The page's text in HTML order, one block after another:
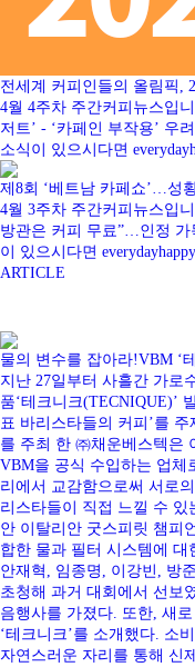
전세계 커피인들의 올림픽,
4월 4주차 주간커피뉴스입
저트’ - ‘카페인 부작용’ 우
소식이 있으시다면
제8회 ‘베트남 카페쇼’…성
4월 3주차 주간커피뉴스입
방관은 커피 무료”…인정 가
이 있으시다면
ARTICLE
물의 변수를 잡아라!VBM ‘
지난 27일부터 사흘간 가로
품‘테크니크(TECNIQUE)’
표 바리스타들의 커피’를
를 주최 한 ㈜채운베스텍은
VBM을 공식 수입하는 업체
리에서 교감함으로써 서로
리스타들이 직접 느낄 수 있
안 이탈리안 굿스피릿 챔피
합한 물과 필터 시스템에 대
안재혁, 임종명, 이강빈, 방
초청해 과거 대회에서 선보
음행사를 가졌다. 또한, 새
‘테크니크’를 소개했다. 소
자연스러운 자리를 통해 신